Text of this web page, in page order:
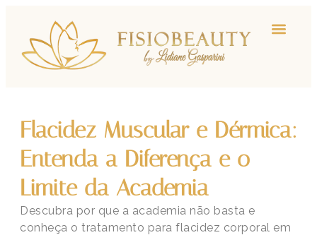
Flacidez Muscular e Dérmica:
Entenda a Diferença e o
Limite da Academia
Descubra por que a academia não basta e
conheça o tratamento para flacidez corporal em